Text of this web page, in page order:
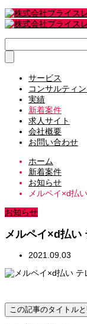
サービス
コンサルティ
実績
新着案件
求人サイト
会社概要
お問い合わせ
ホーム
新着案件
お知らせ
メルペイ×d払
お知らせ
メルペイ×d払い
2021.09.03
この記事のタイトル